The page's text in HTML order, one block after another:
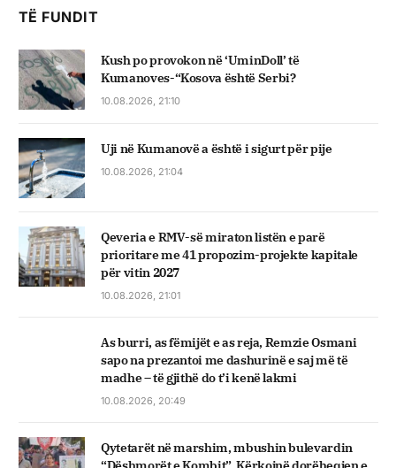
TË FUNDIT
Kush po provokon në ‘UminDoll’ të
Kumanoves-“Kosova është Serbi?
10.08.2026, 21:10
Uji në Kumanovë a është i sigurt për pije
10.08.2026, 21:04
Qeveria e RMV-së miraton listën e parë
prioritare me 41 propozim-projekte kapitale
për vitin 2027
10.08.2026, 21:01
As burri, as fëmijët e as reja, Remzie Osmani
sapo na prezantoi me dashurinë e saj më të
madhe – të gjithë do t’i kenë lakmi
10.08.2026, 20:49
Qytetarët në marshim, mbushin bulevardin